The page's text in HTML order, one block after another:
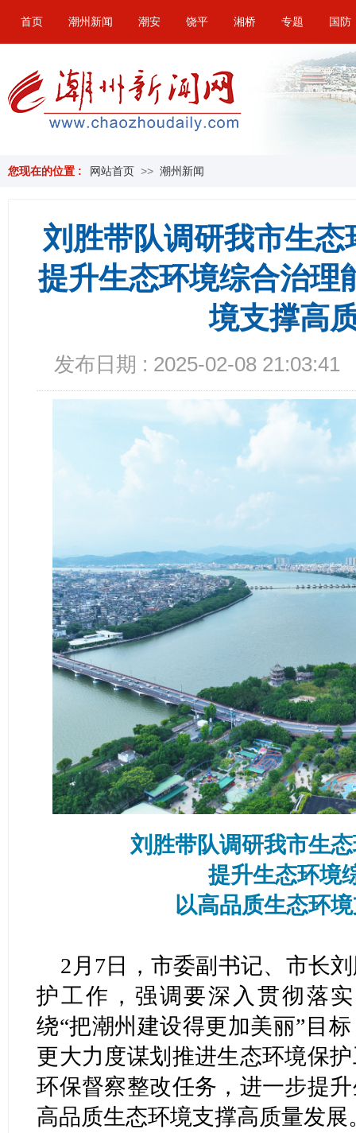
首页 潮州新闻 潮安 饶平 湘桥 专题 国防
您现在的位置 : 网站首页 >> 潮州新闻
刘胜带队调研我市生
提升生态环境综合治理
境支撑高
发布日期 : 2025-02-08 21:03:41
刘胜带队调研我市生
提升生态环境
以高品质生态环
2月7日，市委副书记、市长
护工作，强调要深入贯彻落
绕“把潮州建设得更加美丽”目
更大力度谋划推进生态环境保
环保督察整改任务，进一步提
高品质生态环境支撑高质量发展